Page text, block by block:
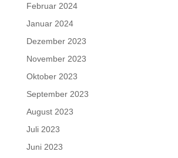
Februar 2024
Januar 2024
Dezember 2023
November 2023
Oktober 2023
September 2023
August 2023
Juli 2023
Juni 2023